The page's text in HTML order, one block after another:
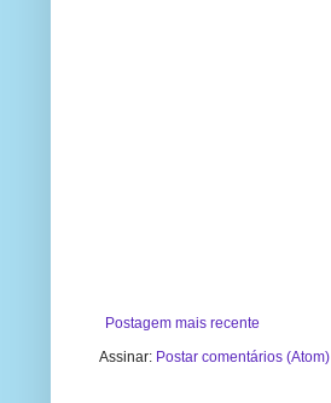
Postagem mais recente
Assinar: Postar comentários (Atom)